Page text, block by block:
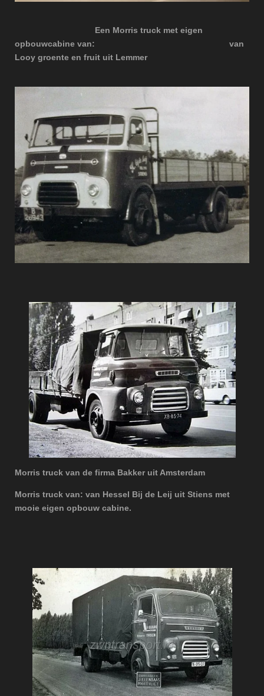
Een Morris truck met eigen
opbouwcabine van: van
Looy groente en fruit uit Lemmer
Morris truck van de firma Bakker uit Amsterdam
Morris truck van: van Hessel Bij de Leij uit Stiens met
mooie eigen opbouw cabine.